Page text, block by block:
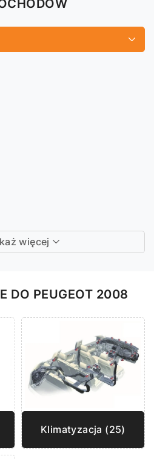
więcej
DO PEUGEOT 2008
Klimatyzacja (25)